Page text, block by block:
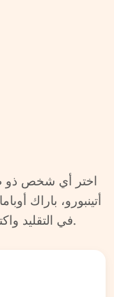
اختر أي شخص ذو
أتينبورو، باراك
في التقليد واكتشف مدى قرب صوتك الحقيقي.